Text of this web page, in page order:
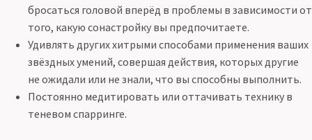
бросаться головой вперёд в проблемы в зависимости от
того, какую сонастройку вы предпочитаете.
Удивлять других хитрыми способами применения ваших
звёздных умений, совершая действия, которых другие
не ожидали или не знали, что вы способны выполнить.
Постоянно медитировать или оттачивать технику в
теневом спарринге.